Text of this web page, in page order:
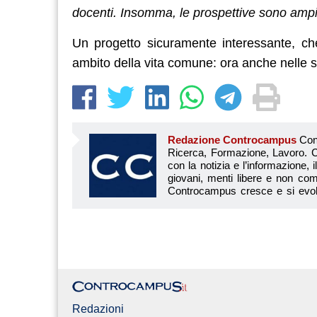
docenti. Insomma, le prospettive sono
Un progetto sicuramente interessante,
ambito della vita comune: ora anche nelle
Redazione Controcampus Controcampus è Il magazine più letto dai giovani su: Scuola, Università, Ricerca, Formazione, Lavoro. Controcampus nasce nell’ottobre 2001 con la missione di affiancare con la notizia e l’informazione, il mondo dell’istruzione e dell’università. Il suo cuore pulsante sono i giovani, menti libere e non compromesse da nessun interesse di parte. Il progetto è ambizioso e Controcampus cresce e si evolve arricchendo il proprio staff con nuovi giovani vogliosi di
Redazioni